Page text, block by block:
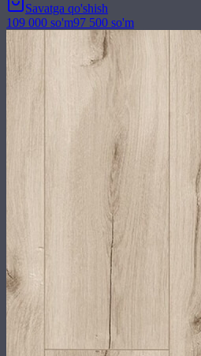
Savatga qo'shish
109 000 so'm97 500 so'm